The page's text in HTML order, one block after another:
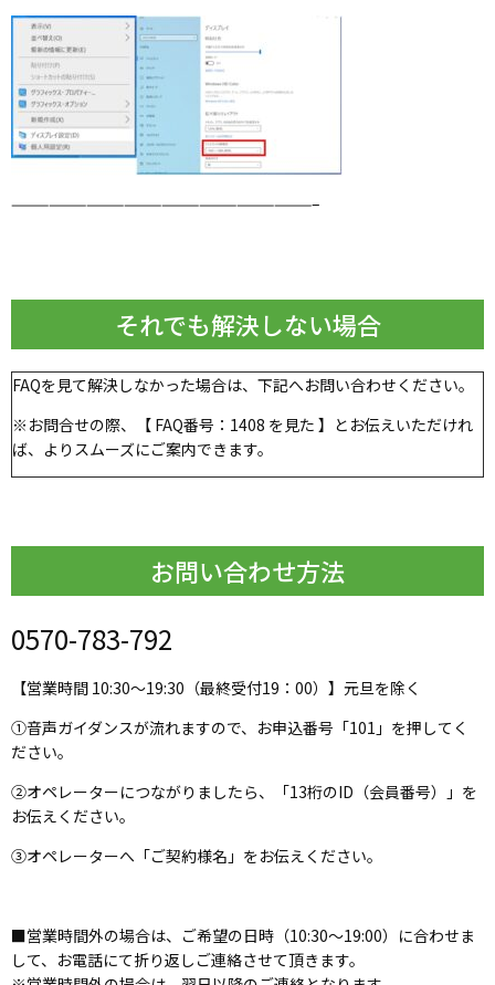
————————————————————————–
それでも解決しない場合
FAQを見て解決しなかった場合は、下記へお問い合わせください。
※お問合せの際、【 FAQ番号：1408 を見た 】とお伝えいただけれ
ば、よりスムーズにご案内できます。
お問い合わせ方法
0570-783-792
【営業時間 10:30～19:30（最終受付19：00）】元旦を除く
①音声ガイダンスが流れますので、お申込番号「101」を押してく
ださい。
②オペレーターにつながりましたら、「13桁のID（会員番号）」を
お伝えください。
③オペレーターへ「ご契約様名」をお伝えください。
■営業時間外の場合は、ご希望の日時（10:30～19:00）に合わせま
して、お電話にて折り返しご連絡させて頂きます。